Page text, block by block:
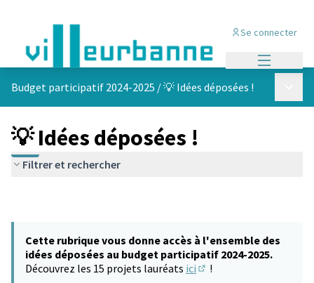
Se connecter
Budget participatif 2024-2025 /💡 Idées déposées !
💡 Idées déposées !
Filtrer et rechercher
Cette rubrique vous donne accès à l'ensemble des
idées déposées au budget participatif 2024-2025.
Découvrez les 15 projets lauréats ici !